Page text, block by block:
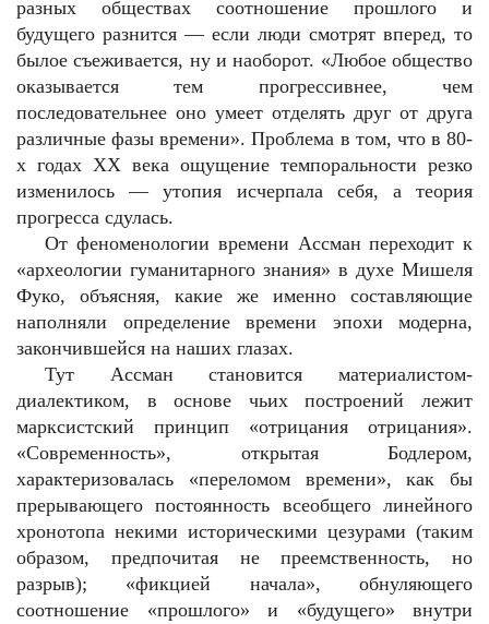
разных обществах соотношение прошлого и
будущего разнится — если люди смотрят вперед, то
былое съеживается, ну и наоборот. «Любое общество
оказывается тем прогрессивнее, чем
последовательнее оно умеет отделять друг от друга
различные фазы времени». Проблема в том, что в 80-
х годах ХХ века ощущение темпоральности резко
изменилось — утопия исчерпала себя, а теория
прогресса сдулась.
От феноменологии времени Ассман переходит к
«археологии гуманитарного знания» в духе Мишеля
Фуко, объясняя, какие же именно составляющие
наполняли определение времени эпохи модерна,
закончившейся на наших глазах.
Тут Ассман становится материалистом-
диалектиком, в основе чьих построений лежит
марксистский принцип «отрицания отрицания».
«Современность», открытая Бодлером,
характеризовалась «переломом времени», как бы
прерывающего постоянность всеобщего линейного
хронотопа некими историческими цезурами (таким
образом, предпочитая не преемственность, но
разрыв); «фикцией начала», обнуляющего
соотношение «прошлого» и «будущего» внутри